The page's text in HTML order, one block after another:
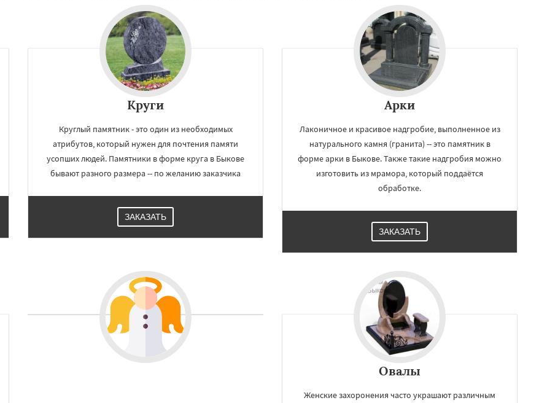
Круги
Круглый памятник - это один из необходимых
атрибутов, который нужен для почтения памяти
усопших людей. Памятники в форме круга в Быкове
бывают разного размера -- по желанию заказчика
ЗАКАЗАТЬ
Арки
Лаконичное и красивое надгробие, выполненное из
натурального камня (гранита) -- это памятник в
форме арки в Быкове. Также такие надгробия можно
изготовить из мрамора, который поддаётся
обработке.
ЗАКАЗАТЬ
Овалы
Женские захоронения часто украшают различным
Даю согласие на обработку персональных данных